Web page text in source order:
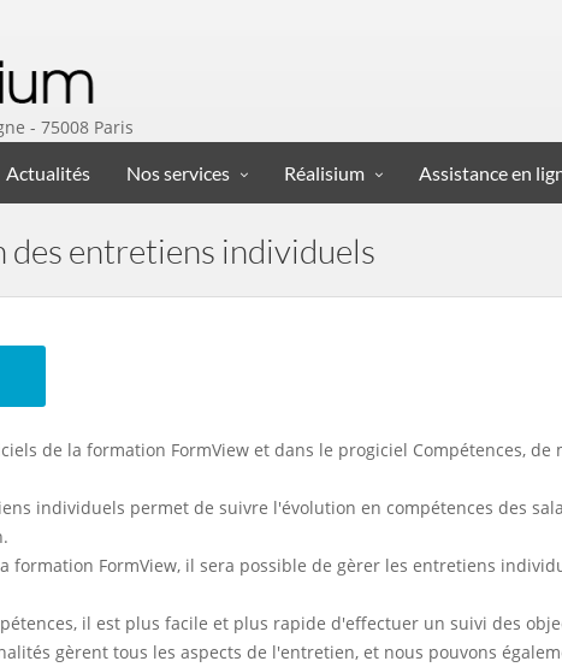
- 75008 Paris
Actualités Nos services Réalisium Assistance en
des entretiens individuels
de la formation FormView et dans le progiciel Compétences,
individuels permet de suivre l'évolution en compétences des
formation FormView, il sera possible de gèrer les entretiens
il est plus facile et plus rapide d'effectuer un suivi des
gèrent tous les aspects de l'entretien, et nous pouvons